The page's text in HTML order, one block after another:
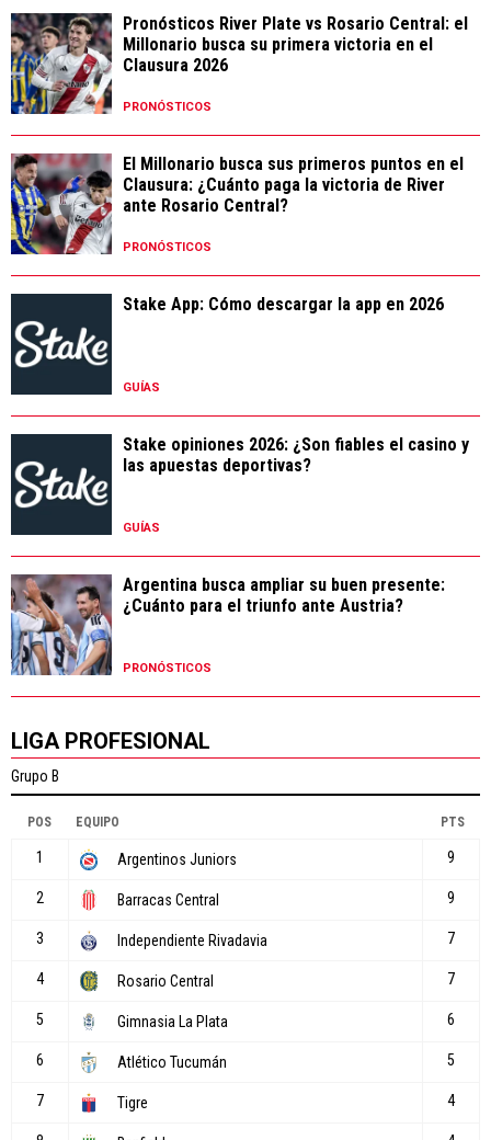
Pronósticos River Plate vs Rosario Central: el
Millonario busca su primera victoria en el
Clausura 2026
PRONÓSTICOS
El Millonario busca sus primeros puntos en el
Clausura: ¿Cuánto paga la victoria de River
ante Rosario Central?
PRONÓSTICOS
Stake App: Cómo descargar la app en 2026
GUÍAS
Stake opiniones 2026: ¿Son fiables el casino y
las apuestas deportivas?
GUÍAS
Argentina busca ampliar su buen presente:
¿Cuánto para el triunfo ante Austria?
PRONÓSTICOS
LIGA PROFESIONAL